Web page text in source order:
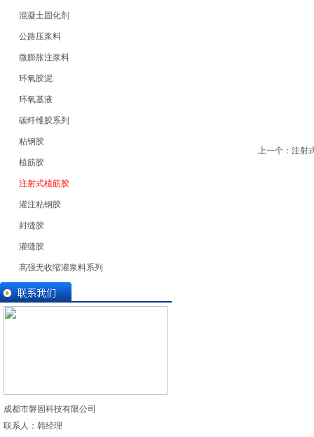
混凝土固化剂
公路压浆料
微膨胀注浆料
环氧胶泥
环氧基液
碳纤维胶系列
粘钢胶
植筋胶
注射式植筋胶
灌注粘钢胶
封缝胶
灌缝胶
高强无收缩灌浆料系列
成都市磐固科技有限公司
联系人：韩经理
上一个： 注射